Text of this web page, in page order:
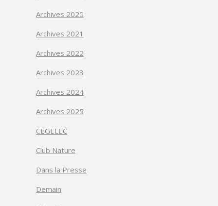
Archives 2020
Archives 2021
Archives 2022
Archives 2023
Archives 2024
Archives 2025
CEGELEC
Club Nature
Dans la Presse
Demain